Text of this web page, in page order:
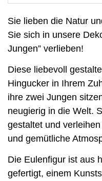
Sie lieben die Natur
Sie sich in unsere
Jungen” verlieben!
Diese liebevoll
Hingucker in Ihrem
ihre zwei Jungen
neugierig in die Welt.
gestaltet und
und gemütliche
Die Eulenfigur ist aus
gefertigt, einem